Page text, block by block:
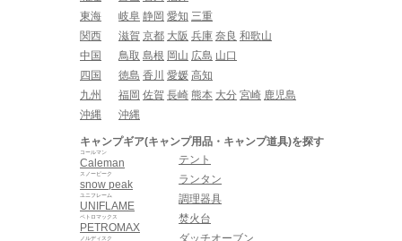
東海
岐阜 静岡 愛知 三重
関西
滋賀 京都 大阪 兵庫 奈良 和歌山
中国
鳥取 島根 岡山 広島 山口
四国
徳島 香川 愛媛 高知
九州
福岡 佐賀 長崎 熊本 大分 宮崎 鹿児島
沖縄
沖縄
キャンプギア(キャンプ用品・キャンプ道具)を探す
Caleman
コールマン
snow peak
スノーピーク
UNIFLAME
ユニフレーム
PETROMAX
ペトロマックス
ノルディスク
テント
ランタン
調理器具
焚火台
ダッチオーブン